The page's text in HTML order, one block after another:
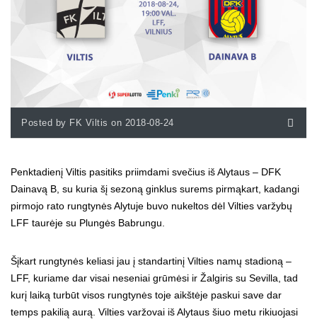
Posted by FK Viltis on 2018-08-24
Penktadienį Viltis pasitiks priimdami svečius iš Alytaus – DFK
Dainavą B, su kuria šį sezoną ginklus surems pirmąkart, kadangi
pirmojo rato rungtynės Alytuje buvo nukeltos dėl Vilties varžybų
LFF taurėje su Plungės Babrungu.
Šįkart rungtynės keliasi jau į standartinį Vilties namų stadioną –
LFF, kuriame dar visai neseniai grūmėsi ir Žalgiris su Sevilla, tad
kurį laiką turbūt visos rungtynės toje aikštėje paskui save dar
temps pakilią aurą. Vilties varžovai iš Alytaus šiuo metu rikiuojasi